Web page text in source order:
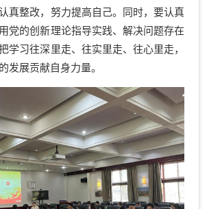
真整改，努力提高自己。同时，要认真
党的创新理论指导实践、解决问题存在
学习往深里走、往实里走、往心里走，
发展贡献自身力量。